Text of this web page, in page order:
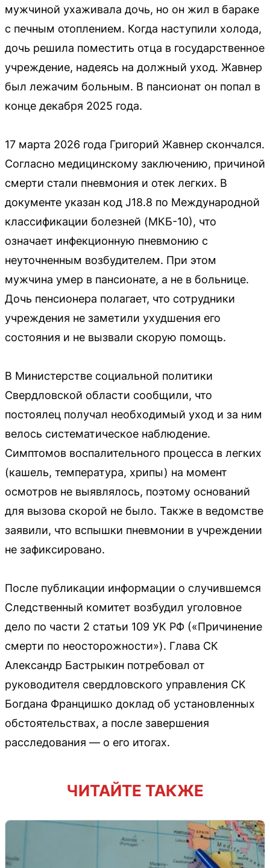
мужчиной ухаживала дочь, но он жил в бараке
с печным отоплением. Когда наступили холода,
дочь решила поместить отца в государственное
учреждение, надеясь на должный уход. Жавнер
был лежачим больным. В пансионат он попал в
конце декабря 2025 года.
17 марта 2026 года Григорий Жавнер скончался.
Согласно медицинскому заключению, причиной
смерти стали пневмония и отек легких. В
документе указан код J18.8 по Международной
классификации болезней (МКБ-10), что
означает инфекционную пневмонию с
неуточненным возбудителем. При этом
мужчина умер в пансионате, а не в больнице.
Дочь пенсионера полагает, что сотрудники
учреждения не заметили ухудшения его
состояния и не вызвали скорую помощь.
В Министерстве социальной политики
Свердловской области сообщили, что
постоялец получал необходимый уход и за ним
велось систематическое наблюдение.
Симптомов воспалительного процесса в легких
(кашель, температура, хрипы) на момент
осмотров не выявлялось, поэтому оснований
для вызова скорой не было. Также в ведомстве
заявили, что вспышки пневмонии в учреждении
не зафиксировано.
После публикации информации о случившемся
Следственный комитет возбудил уголовное
дело по части 2 статьи 109 УК РФ («Причинение
смерти по неосторожности»). Глава СК
Александр Бастрыкин потребовал от
руководителя свердловского управления СК
Богдана Францишко доклад об установленных
обстоятельствах, а после завершения
расследования — о его итогах.
ЧИТАЙТЕ ТАКЖЕ